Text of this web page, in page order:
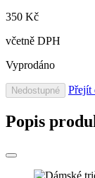
350 Kč
včetně DPH
Vyprodáno
Nedostupné Přejít
Popis